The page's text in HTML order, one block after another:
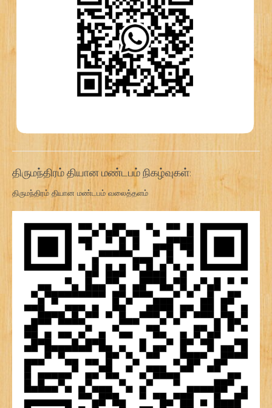
திருமந்திரம் தியான மண்டபம் நிகழ்வுகள்:
திருமந்திரம் தியான மண்டபம் வலைத்தளம்